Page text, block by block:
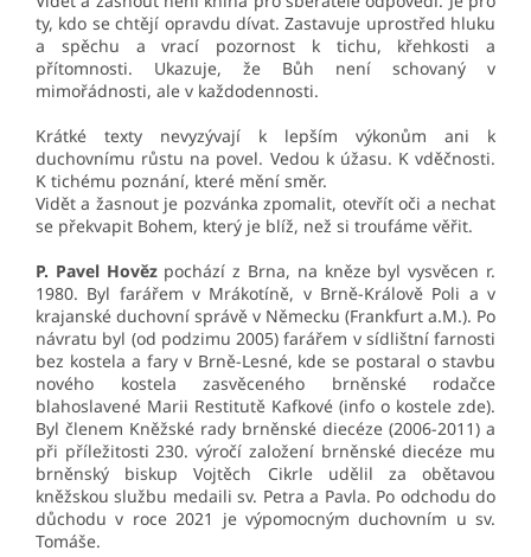
ty, kdo se chtějí opravdu dívat. Zastavuje uprostřed hluku
a spěchu a vrací pozornost k tichu, křehkosti a
přítomnosti. Ukazuje, že Bůh není schovaný v
mimořádnosti, ale v každodennosti.
Krátké texty nevyzývají k lepším výkonům ani k
duchovnímu růstu na povel. Vedou k úžasu. K vděčnosti.
K tichému poznání, které mění směr.
Vidět a žasnout je pozvánka zpomalit, otevřít oči a nechat
se překvapit Bohem, který je blíž, než si troufáme věřit.
P. Pavel Hovězpochází z Brna, na kněze byl vysvěcen r.
1980. Byl farářem v Mrákotíně, v Brně-Králově Poli a v
krajanské duchovní správě v Německu (Frankfurt a.M.). Po
návratu byl (od podzimu 2005) farářem v sídlištní farnosti
bez kostela a fary v Brně-Lesné, kde se postaral o stavbu
nového kostela zasvěceného brněnské rodačce
blahoslavené Marii Restitutě Kafkové (info o kostele zde).
Byl členem Kněžské rady brněnské diecéze (2006-2011) a
při příležitosti 230. výročí založení brněnské diecéze mu
brněnský biskup Vojtěch Cikrle udělil za obětavou
kněžskou službu medaili sv. Petra a Pavla. Po odchodu do
důchodu v roce 2021 je výpomocným duchovním u sv.
Tomáše.